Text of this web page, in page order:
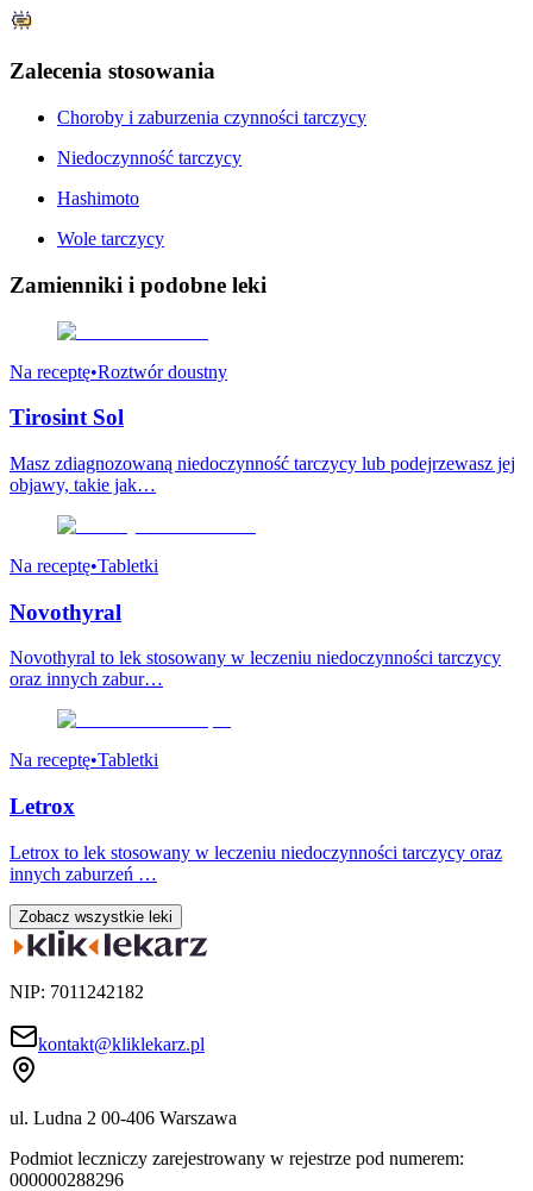
Zalecenia stosowania
Choroby i zaburzenia czynności tarczycy
Niedoczynność tarczycy
Hashimoto
Wole tarczycy
Zamienniki i podobne leki
Na receptę•Roztwór doustny
Tirosint Sol
Masz zdiagnozowaną niedoczynność tarczycy lub podejrzewasz jej
objawy, takie jak…
Na receptę•Tabletki
Novothyral
Novothyral to lek stosowany w leczeniu niedoczynności tarczycy
oraz innych zabur…
Na receptę•Tabletki
Letrox
Letrox to lek stosowany w leczeniu niedoczynności tarczycy oraz
innych zaburzeń …
Zobacz wszystkie leki
NIP: 7011242182
kontakt@kliklekarz.pl
ul. Ludna 2 00-406 Warszawa
Podmiot leczniczy zarejestrowany w rejestrze pod numerem:
000000288296